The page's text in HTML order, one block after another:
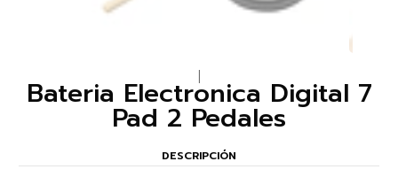
Bateria Electronica Digital 7
Pad 2 Pedales
DESCRIPCIÓN